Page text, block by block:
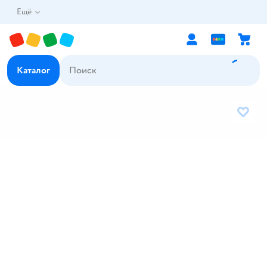
Ещё
Каталог
В